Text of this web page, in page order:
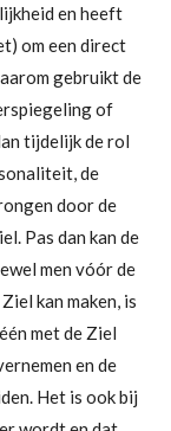
en heeft
om een direct
gebruikt de
of
tijdelijk de rol
de
door de
Pas dan kan de
men vóór de
kan maken, is
met de Ziel
en de
Het is ook bij